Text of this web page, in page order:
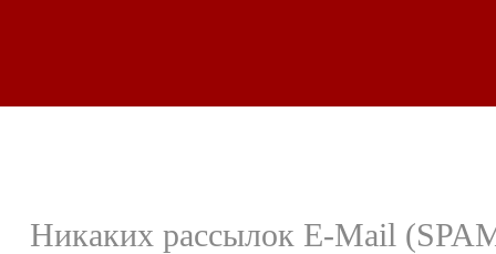
Никаких рассылок E-Mail